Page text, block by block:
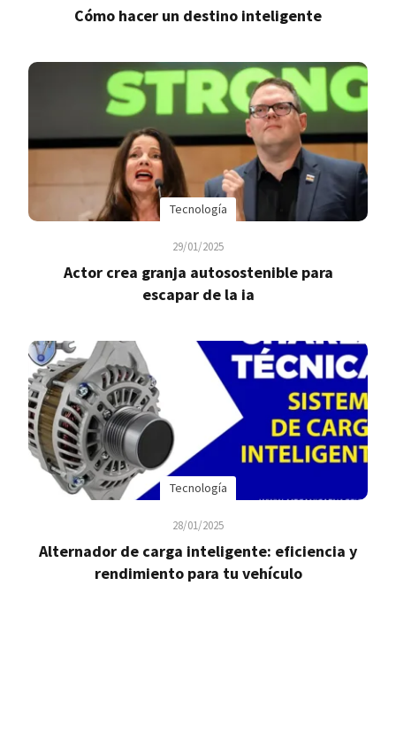
Cómo hacer un destino inteligente
Tecnología
29/01/2025
Actor crea granja autosostenible para
escapar de la ia
Tecnología
28/01/2025
Alternador de carga inteligente: eficiencia y
rendimiento para tu vehículo